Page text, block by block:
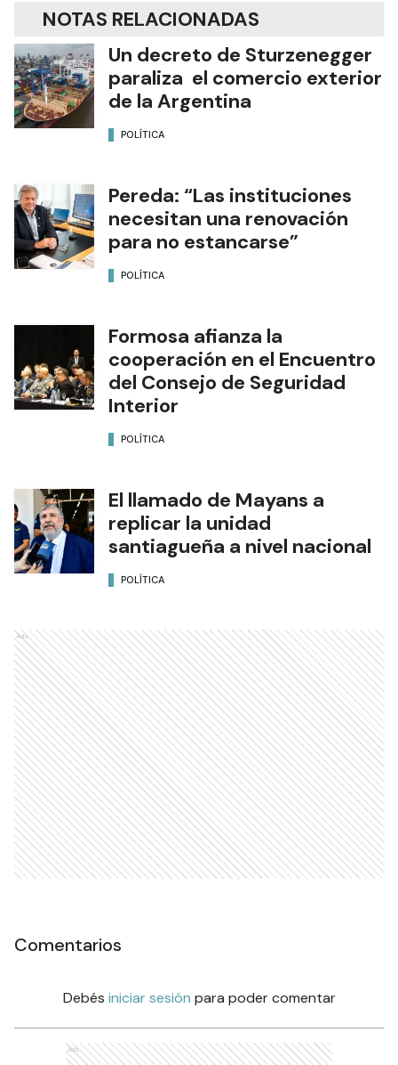
NOTAS RELACIONADAS
Un decreto de Sturzenegger
paraliza el comercio exterior
de la Argentina
POLÍTICA
Pereda: “Las instituciones
necesitan una renovación
para no estancarse”
POLÍTICA
Formosa afianza la
cooperación en el Encuentro
del Consejo de Seguridad
Interior
POLÍTICA
El llamado de Mayans a
replicar la unidad
santiagueña a nivel nacional
POLÍTICA
Ads
Comentarios
Debés iniciar sesión para poder comentar
Ads